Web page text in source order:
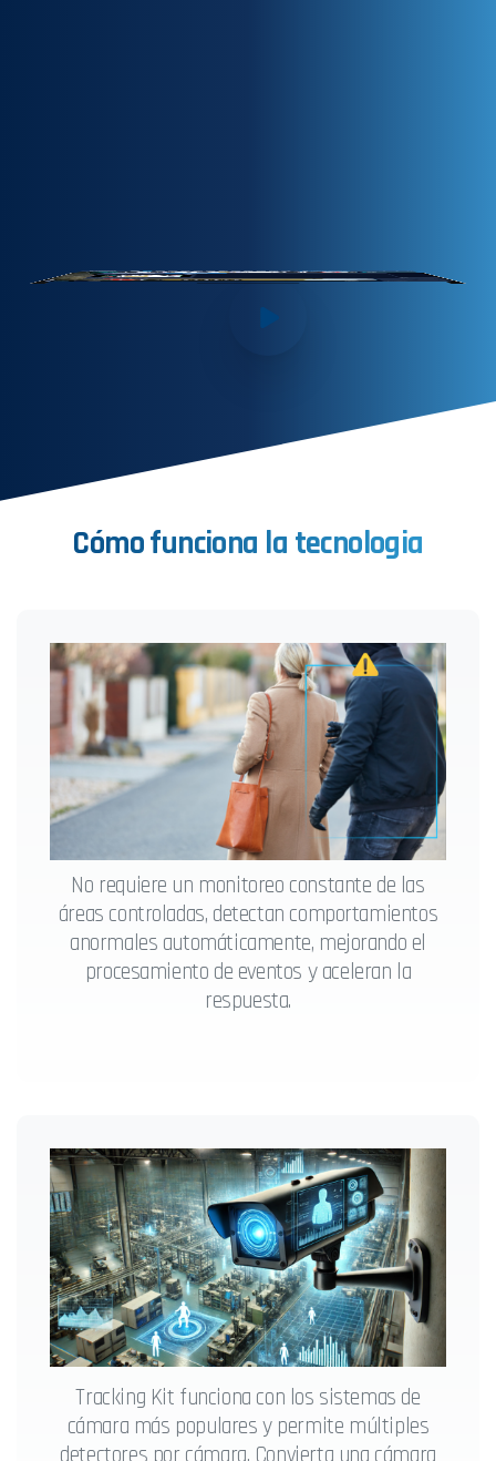
Cómofunciona la tecnologia
No requiere un monitoreo constante de las
áreas controladas, detectan comportamientos
anormales automáticamente, mejorando el
procesamiento de eventos y aceleran la
respuesta.
Tracking Kit funciona con los sistemas de
cámara más populares y permite múltiples
detectores por cámara. Convierta una cámara